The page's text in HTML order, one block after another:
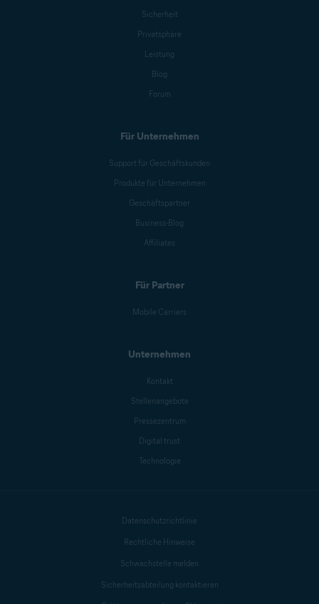
Sicherheit
Privatsphäre
Leistung
Blog
Forum
Für Unternehmen
Support für Geschäftskunden
Produkte für Unternehmen
Geschäftspartner
Business-Blog
Affiliates
Für Partner
Mobile Carriers
Unternehmen
Kontakt
Stellenangebote
Pressezentrum
Digital trust
Technologie
Datenschutzrichtlinie
Rechtliche Hinweise
Schwachstelle melden
Sicherheitsabteilung kontaktieren